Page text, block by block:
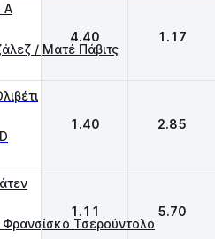
A
/ Ματέ Πάβιτς
4.40 1.17
1.40 2.85
Τσερούντολο
1.11 5.70